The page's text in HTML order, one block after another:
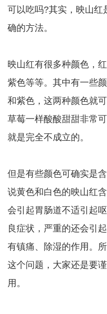
可以吃吗?其实，映山红
确的方法。
映山红有很多种颜色，
紫色等等。其中有一些
和紫色，这两种颜色就
草莓一样酸酸甜甜非常
就是完全不成立的。
但是有些颜色可确实是
说黄色和白色的映山红
会引起胃肠道不适引起
良症状，严重的还会引
有镇痛、除湿的作用。
这个问题，大家还是要
用。